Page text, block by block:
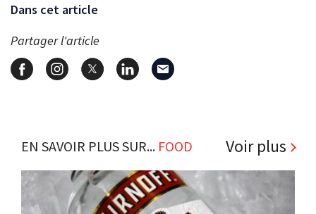
Dans cet article
Partager l'article
EN SAVOIR PLUS SUR... FOOD Voir plus